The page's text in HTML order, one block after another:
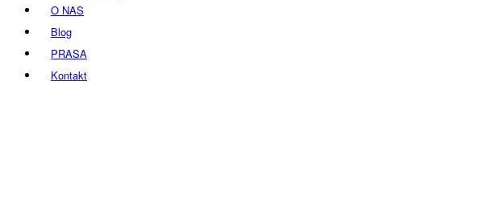
O NAS
Blog
PRASA
Kontakt